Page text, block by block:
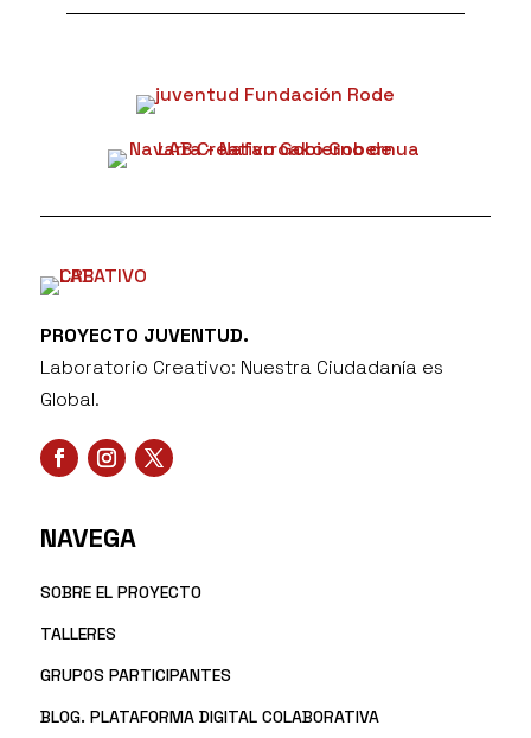
PROYECTO JUVENTUD.
Laboratorio Creativo: Nuestra Ciudadanía es
Global.
NAVEGA
SOBRE EL PROYECTO
TALLERES
GRUPOS PARTICIPANTES
BLOG. PLATAFORMA DIGITAL COLABORATIVA